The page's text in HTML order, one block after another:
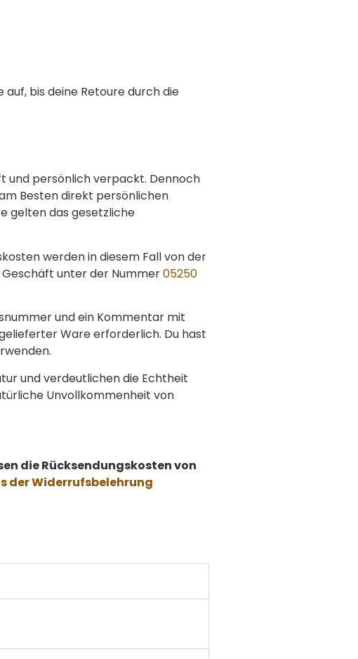
bis deine Retoure durch die
und persönlich verpackt. Dennoch
Besten direkt persönlichen
gelten das gesetzliche
werden in diesem Fall von der
unter der Nummer05250
und ein Kommentar mit
Ware erforderlich. Du hast
und verdeutlichen die Echtheit
Unvollkommenheit von
die Rücksendungskosten von
der Widerrufsbelehrung